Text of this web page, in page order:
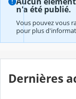
n'a été publié.
Vous pouvez vous
pour plus
Dernières